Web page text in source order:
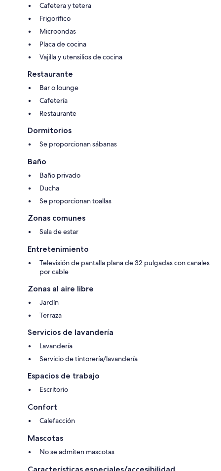
Cafetera y tetera
Frigorífico
Microondas
Placa de cocina
Vajilla y utensilios de cocina
Restaurante
Bar o lounge
Cafetería
Restaurante
Dormitorios
Se proporcionan sábanas
Baño
Baño privado
Ducha
Se proporcionan toallas
Zonas comunes
Sala de estar
Entretenimiento
Televisión de pantalla plana de 32 pulgadas con canales
por cable
Zonas al aire libre
Jardín
Terraza
Servicios de lavandería
Lavandería
Servicio de tintorería/lavandería
Espacios de trabajo
Escritorio
Confort
Calefacción
Mascotas
No se admiten mascotas